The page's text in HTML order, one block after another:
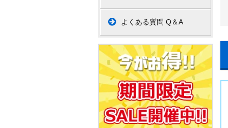
よくある質問 Q＆A